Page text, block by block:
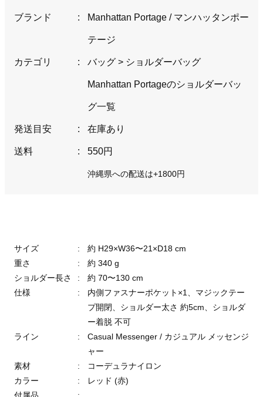
ブランド : Manhattan Portage / マンハッタンポー
テージ
カテゴリ : バッグ> ショルダーバッグ
Manhattan Portageのショルダーバッ
グ一覧
発送目安 : 在庫あり
送料 : 550円
沖縄県への配送は+1800円
サイズ :
約 H29×W36〜21×D18 cm
重さ
:
約 340 g
ショルダー長さ
:
約 70〜130 cm
仕様
:
内側ファスナーポケット×1、マジックテー
プ開閉、ショルダー太さ 約5cm、ショルダ
ー着脱 不可
ライン
:
Casual Messenger / カジュアル メッセンジ
ャー
素材
:
コーデュラナイロン
カラー
:
レッド (赤)